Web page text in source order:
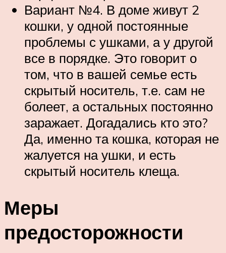
Вариант №4. В доме живут 2
кошки, у одной постоянные
проблемы с ушками, а у другой
все в порядке. Это говорит о
том, что в вашей семье есть
скрытый носитель, т.е. сам не
болеет, а остальных постоянно
заражает. Догадались кто это?
Да, именно та кошка, которая не
жалуется на ушки, и есть
скрытый носитель клеща.
Меры
предосторожности